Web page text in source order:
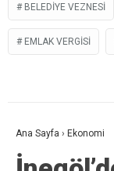
BELEDIYE VEZNESI
EMLAK VERGISI
Ana Sayfa › Ekonomi